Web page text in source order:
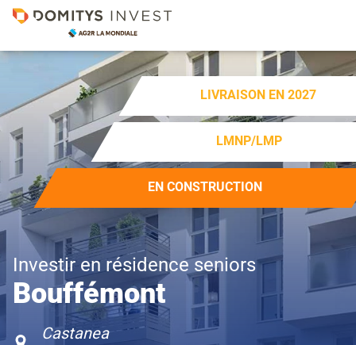
LIVRAISON EN 2027
LMNP/LMP
EN CONSTRUCTION
Investir en résidence seniors
Bouffémont
Castanea